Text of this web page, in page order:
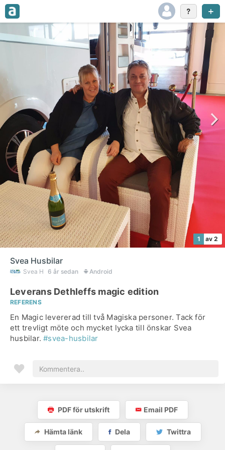
1 av 2
Svea Husbilar
Svea H 6 år sedan Android
Leverans Dethleffs magic edition
REFERENS
En Magic levererad till två Magiska personer. Tack för
ett trevligt möte och mycket lycka till önskar Svea
husbilar.#svea-husbilar
PDF för utskrift Email PDF
Hämta länk Dela Twittra